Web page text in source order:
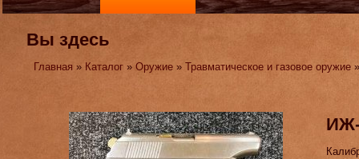
Вы здесь
Главная » Каталог »Оружие »Травматическое и газовое оружие